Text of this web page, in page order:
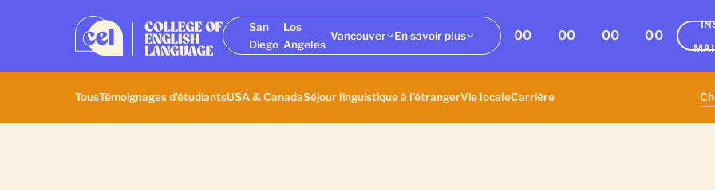
San
Diego
Los
Angeles
Vancouver En savoir plus 00 00 00 00
TousTémoignages d’étudiantsUSA & CanadaSéjour linguistique à l’étrangerVie localeCarrière